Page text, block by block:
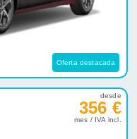
Oferta destacada
desde
356 €
mes / IVA incl.